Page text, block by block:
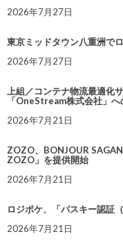
2026年7月27日
東京ミッドタウン八重洲で
2026年7月27日
上組／コンテナ物流最適化
「OneStream株式会社」
2026年7月21日
ZOZO、BONJOUR
ZOZO」を提供開始
2026年7月21日
ロジポケ、「パスキー認証
2026年7月21日